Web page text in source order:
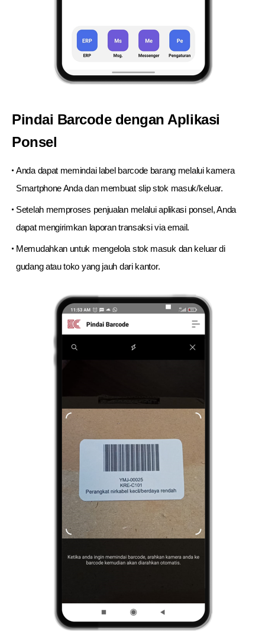
Pindai Barcode dengan Aplikasi
Ponsel
Anda dapat memindai label barcode barang melalui kamera
Smartphone Anda dan membuat slip stok masuk/keluar.
Setelah memproses penjualan melalui aplikasi ponsel, Anda
dapat mengirimkan laporan transaksi via email.
Memudahkan untuk mengelola stok masuk dan keluar di
gudang atau toko yang jauh dari kantor.